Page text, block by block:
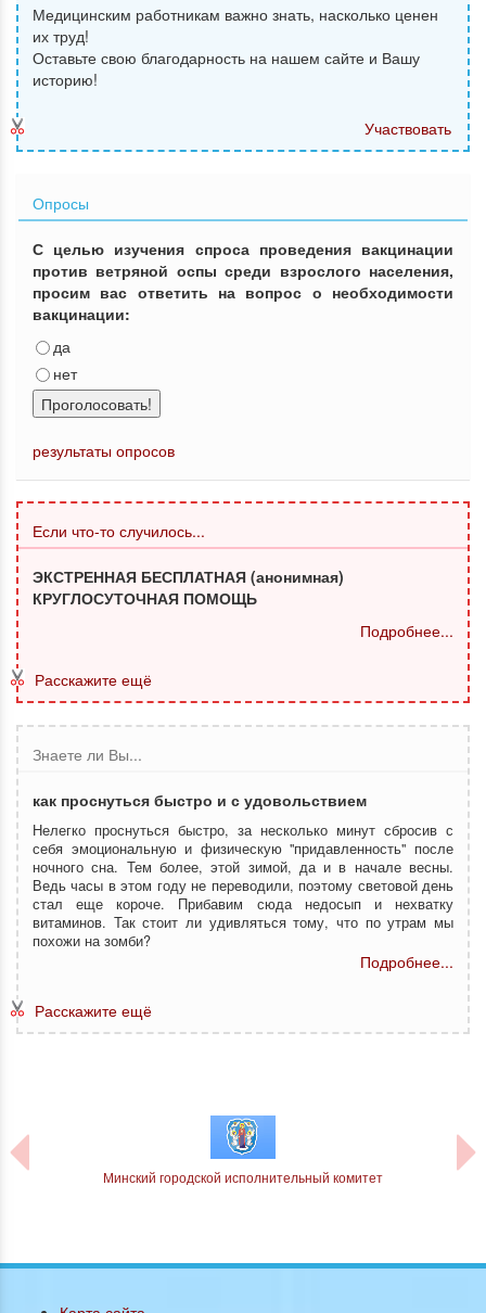
Медицинским работникам важно знать, насколько ценен
их труд!
Оставьте свою благодарность на нашем сайте и Вашу
историю!
Участвовать
Опросы
С целью изучения спроса проведения вакцинации
против ветряной оспы среди взрослого населения,
просим вас ответить на вопрос о необходимости
вакцинации:
да
нет
Проголосовать!
результаты опросов
Если что-то случилось...
ЭКСТРЕННАЯ БЕСПЛАТНАЯ (анонимная)
КРУГЛОСУТОЧНАЯ ПОМОЩЬ
Подробнее...
Расскажите ещё
Знаете ли Вы...
как проснуться быстро и с удовольствием
Нелегко проснуться быстро, за несколько минут сбросив с
себя эмоциональную и физическую "придавленность" после
ночного сна. Тем более, этой зимой, да и в начале весны.
Ведь часы в этом году не переводили, поэтому световой день
стал еще короче. Прибавим сюда недосып и нехватку
витаминов. Так стоит ли удивляться тому, что по утрам мы
похожи на зомби?
Подробнее...
Расскажите ещё
Минский городской исполнительный комитет